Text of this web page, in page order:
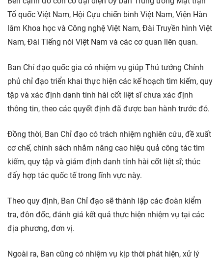
Tổ quốc Việt Nam, Hội Cựu chiến binh Việt Nam, Viện Hàn
lâm Khoa học và Công nghệ Việt Nam, Đài Truyền hình Việt
Nam, Đài Tiếng nói Việt Nam và các cơ quan liên quan.
Ban Chỉ đạo quốc gia có nhiệm vụ giúp Thủ tướng Chính
phủ chỉ đạo triển khai thực hiện các kế hoạch tìm kiếm, quy
tập và xác định danh tính hài cốt liệt sĩ chưa xác định
thông tin, theo các quyết định đã được ban hành trước đó.
Đồng thời, Ban Chỉ đạo có trách nhiệm nghiên cứu, đề xuất
cơ chế, chính sách nhằm nâng cao hiệu quả công tác tìm
kiếm, quy tập và giám định danh tính hài cốt liệt sĩ; thúc
đẩy hợp tác quốc tế trong lĩnh vực này.
Theo quy định, Ban Chỉ đạo sẽ thành lập các đoàn kiểm
tra, đôn đốc, đánh giá kết quả thực hiện nhiệm vụ tại các
địa phương, đơn vị.
Ngoài ra, Ban cũng có nhiệm vụ kịp thời phát hiện, xử lý